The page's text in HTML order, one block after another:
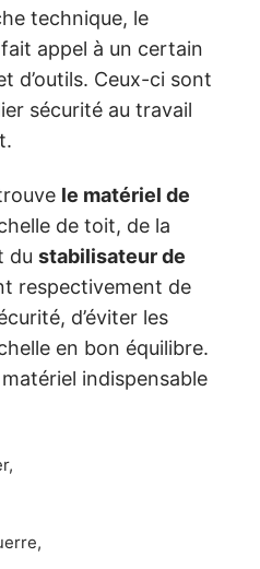
technique, le
fait appel à un certain
d’outils. Ceux-ci sont
sécurité au travail
le matériel de
de toit, de la
du stabilisateur de
respectivement de
d’éviter les
en bon équilibre.
indispensable